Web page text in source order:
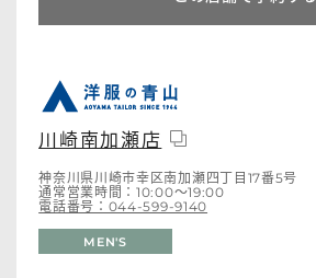
川崎南加瀬店
神奈川県川崎市幸区南加瀬四丁目17番5号
通常営業時間：10:00～19:00
電話番号：044-599-9140
MEN'S